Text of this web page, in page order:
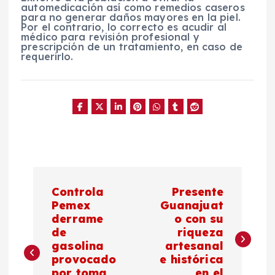
automedicación así como remedios caseros
para no generar daños mayores en la piel.
Por el contrario, lo correcto es acudir al
médico para revisión profesional y
prescripción de un tratamiento, en caso de
requerirlo.
v
Controla
Pemex
derrame
de
gasolina
provocado
Presente
Guanajuat
o con su
riqueza
artesanal
e histórica